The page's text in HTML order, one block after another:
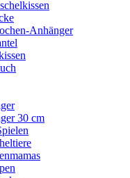
Anhänger
30 cm